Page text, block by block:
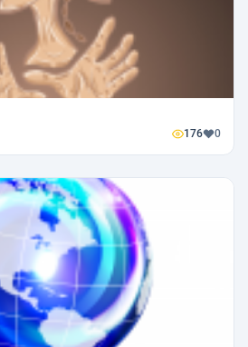
176 0